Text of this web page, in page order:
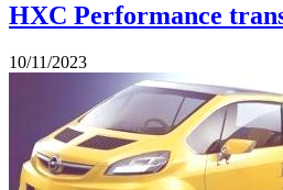
HXC Performance
10/11/2023